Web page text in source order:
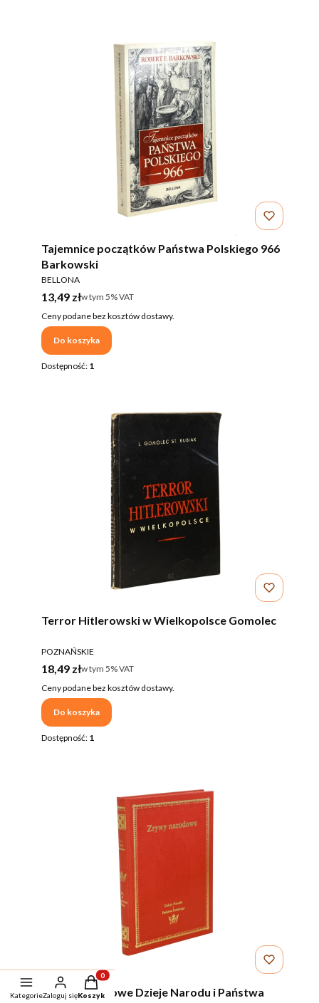
Tajemnice początków Państwa Polskiego 966
Barkowski
PRODUCENT
BELLONA
Cena brutto
13,49 złw tym %s VAT
w tym 5%VAT
Ceny podane bez kosztów dostawy.
Do koszyka
Dostępność: 1
Terror Hitlerowski w Wielkopolsce Gomolec
PRODUCENT
POZNAŃSKIE
Cena brutto
18,49 złw tym %s VAT
w tym 5%VAT
Ceny podane bez kosztów dostawy.
Do koszyka
Dostępność: 1
Zrywy narodowe Dzieje Narodu i Państwa
KategorieZaloguj się
Produkty w koszyku: 0. Zobacz szczegóły
Koszyk